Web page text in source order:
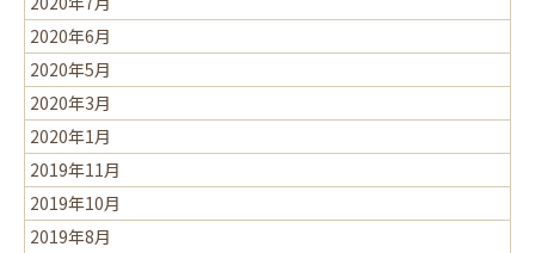
2020年6月
2020年5月
2020年3月
2020年1月
2019年11月
2019年10月
2019年8月